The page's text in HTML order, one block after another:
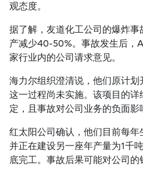
观态度。
据了解，友道化工公司的爆炸
产减少40-50%。事故发生后，
家行业内的公司请求意见。
海力尔组织澄清说，他们原计
这一过程尚未实施。该项目的
定，且事故对公司业务的负面影
红太阳公司确认，他们目前每年
并正在建设另一座年产量为1千
底完工。事故后果可能对公司的